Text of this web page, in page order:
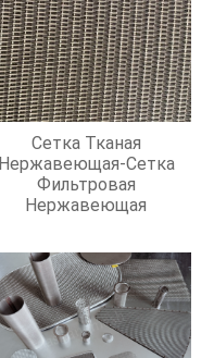
Сетка Тканая
Нержавеющая-Сетка
Фильтровая
Нержавеющая